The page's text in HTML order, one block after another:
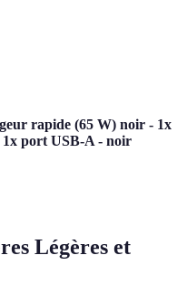
rapide (65 W) noir - 1x
port USB-A - noir
Légères et